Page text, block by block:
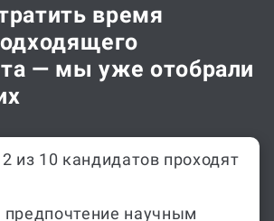
время
— мы уже отобрали
из 10 кандидатов проходят
предпочтение научным